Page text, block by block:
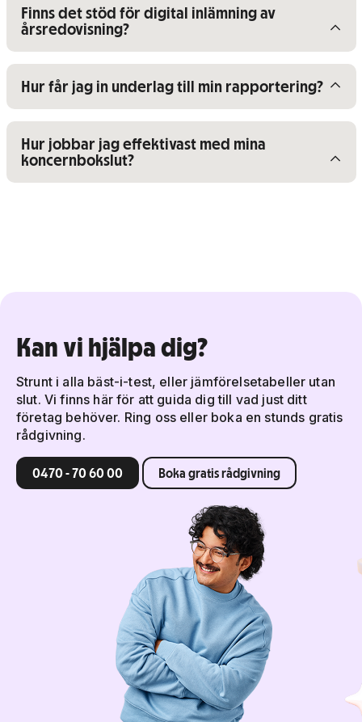
Visa/dölj innehåll för
Finns det stöd för digital inlämning av
årsredovisning?
Visa/dölj innehåll för
Hur får jag in underlag till min rapportering?
Visa/dölj innehåll för
Hur jobbar jag effektivast med mina
koncernbokslut?
Kan vi hjälpa dig?
Strunt i alla bäst-i-test, eller jämförelsetabeller utan
slut. Vi finns här för att guida dig till vad just ditt
företag behöver. Ring oss eller boka en stunds gratis
rådgivning.
0470 - 70 60 00 Boka gratis rådgivning